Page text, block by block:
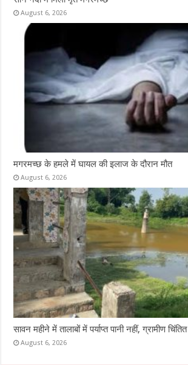
August 6, 2026
मगरमच्छ के हमले में घायल की इलाज के दौरान मौत
August 6, 2026
सावन महीने में तालाबों में पर्याप्त पानी नहीं, ग्रामीण चिंतित
August 6, 2026